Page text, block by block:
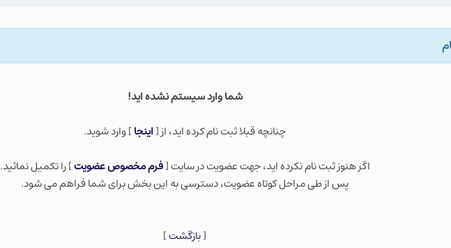
شما وارد سيستم نشده ايد!
چنانچه قبلا ثبت نام كرده ايد، از [اينجا] وارد شويد.
اگر هنوز ثبت نام نكرده ايد، جهت عضویت در سایت [فرم مخصوص عضویت] را تکمیل نمائید.
پس از طی مراحل کوتاه عضویت، دسترسی به این بخش برای شما فراهم می شود.
[بازگشت]